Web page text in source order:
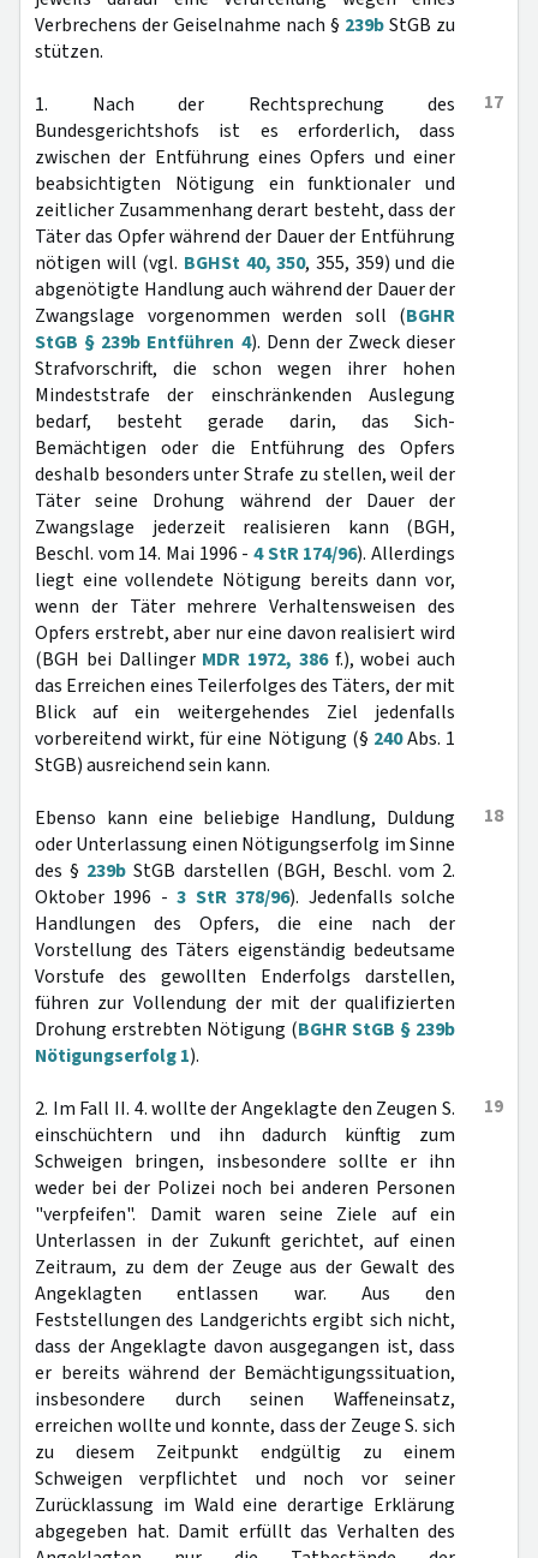
Verbrechens der Geiselnahme nach § 239bStGB zu
stützen.
17
1. Nach der Rechtsprechung des
Bundesgerichtshofs ist es erforderlich, dass
zwischen der Entführung eines Opfers und einer
beabsichtigten Nötigung ein funktionaler und
zeitlicher Zusammenhang derart besteht, dass der
Täter das Opfer während der Dauer der Entführung
nötigen will (vgl. BGHSt 40, 350, 355, 359) und die
abgenötigte Handlung auch während der Dauer der
Zwangslage vorgenommen werden soll (BGHR
StGB § 239b Entführen 4). Denn der Zweck dieser
Strafvorschrift, die schon wegen ihrer hohen
Mindeststrafe der einschränkenden Auslegung
bedarf, besteht gerade darin, das Sich-
Bemächtigen oder die Entführung des Opfers
deshalb besonders unter Strafe zu stellen, weil der
Täter seine Drohung während der Dauer der
Zwangslage jederzeit realisieren kann (BGH,
Beschl. vom 14. Mai 1996 - 4 StR 174/96). Allerdings
liegt eine vollendete Nötigung bereits dann vor,
wenn der Täter mehrere Verhaltensweisen des
Opfers erstrebt, aber nur eine davon realisiert wird
(BGH bei Dallinger MDR 1972, 386f.), wobei auch
das Erreichen eines Teilerfolges des Täters, der mit
Blick auf ein weitergehendes Ziel jedenfalls
vorbereitend wirkt, für eine Nötigung (§ 240Abs. 1
StGB) ausreichend sein kann.
18
Ebenso kann eine beliebige Handlung, Duldung
oder Unterlassung einen Nötigungserfolg im Sinne
des § 239b StGB darstellen (BGH, Beschl. vom 2.
Oktober 1996 -3 StR 378/96). Jedenfalls solche
Handlungen des Opfers, die eine nach der
Vorstellung des Täters eigenständig bedeutsame
Vorstufe des gewollten Enderfolgs darstellen,
führen zur Vollendung der mit der qualifizierten
Drohung erstrebten Nötigung (BGHR StGB § 239b
Nötigungserfolg 1).
19
2. Im Fall II. 4. wollte der Angeklagte den Zeugen S.
einschüchtern und ihn dadurch künftig zum
Schweigen bringen, insbesondere sollte er ihn
weder bei der Polizei noch bei anderen Personen
"verpfeifen". Damit waren seine Ziele auf ein
Unterlassen in der Zukunft gerichtet, auf einen
Zeitraum, zu dem der Zeuge aus der Gewalt des
Angeklagten entlassen war. Aus den
Feststellungen des Landgerichts ergibt sich nicht,
dass der Angeklagte davon ausgegangen ist, dass
er bereits während der Bemächtigungssituation,
insbesondere durch seinen Waffeneinsatz,
erreichen wollte und konnte, dass der Zeuge S. sich
zu diesem Zeitpunkt endgültig zu einem
Schweigen verpflichtet und noch vor seiner
Zurücklassung im Wald eine derartige Erklärung
abgegeben hat. Damit erfüllt das Verhalten des